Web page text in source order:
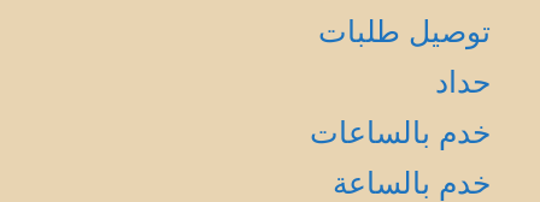
توصيل طلبات
حداد
خدم بالساعات
خدم بالساعة